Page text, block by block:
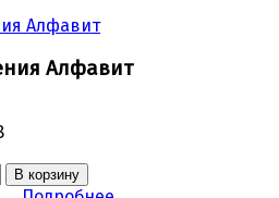
Алфавит
В корзину